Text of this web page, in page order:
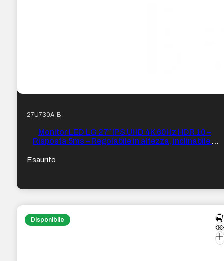
27U730A-B
Monitor LED LG 27″ IPS UHD 4K 60Hz HDR 10 –
Risposta 5ms – Regolabile in altezza, inclinabile e
DisplayPort, USB-C, USB-A – VESA 100×100
Esaurito
Disponibile